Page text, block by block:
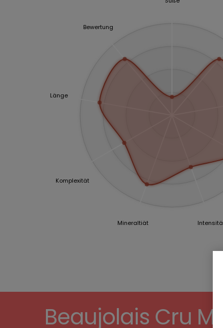
Mineraltiät
Komplexität
Länge
Bewertung
Beaujolais Cru